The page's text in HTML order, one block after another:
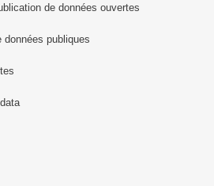
de données ouvertes
données publiques